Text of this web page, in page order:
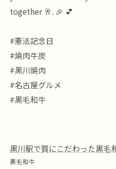
together 🥂. 🎉 💕
#憲法記念日
#焼肉牛炭
#黒川焼肉
#名古屋グルメ
#黒毛和牛
黒川駅で質にこだわった黒毛
黒毛和牛